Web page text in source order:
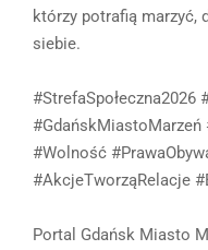
którzy potrafią marzyć,
siebie.
#StrefaSpołeczna2026
#GdańskMiastoMarzeń
#Wolność
#AkcjeTworząRelacje
Portal Gdańsk Miasto